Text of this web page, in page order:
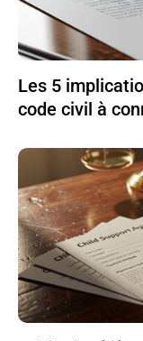
Les 5
code civil à